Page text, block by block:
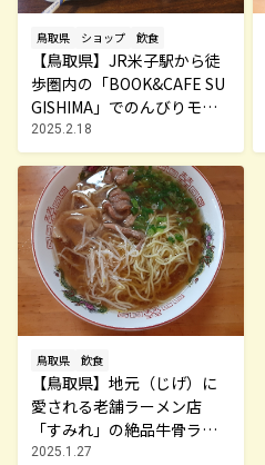
鳥取県 ショップ 飲食
【鳥取県】JR米子駅から徒
歩圏内の「BOOK&CAFE SU
GISHIMA」でのんびりモー
ニングTIME♪はいかが？！
2025.2.18
鳥取県 飲食
【鳥取県】地元（じげ）に
愛される老舗ラーメン店
「すみれ」の絶品牛骨ラー
メン♪
2025.1.27